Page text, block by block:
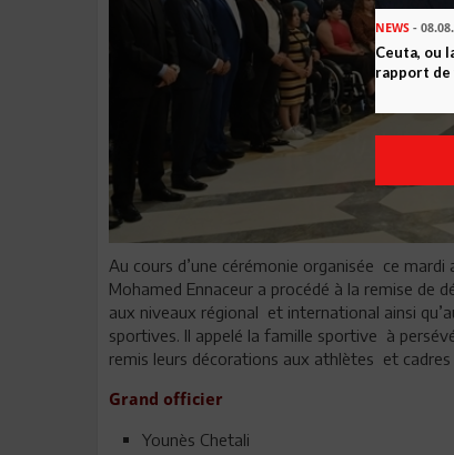
Au cours d’une cérémonie organisée ce
Mohamed Ennaceur a procédé à la remise de
aux niveaux régional et international ainsi
sportives. Il appelé la famille sportive à
remis leurs décorations aux athlètes et
Grand officier
Younès Chetali
NEWS -
Ceuta, ou
rapport de